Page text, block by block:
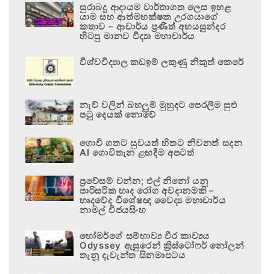
සුරාබදු ආදායම වාර්තාගත ලෙස ඉහළ
යාම සහ ආත්මභක්ෂක උරගයාගේ
කතාව – ආචාර්ය ප්‍රණීත් අභයසුන්දර
හිටපු මානව විද්‍යා මහාචාර්ය
විශ්වවිද්‍යාල කඩඉම් ලකුණු නිකුත් කෙරේ
නැව් වලින් බහලුම් මුහුදට පෙරලීම සුළු
පටු දෙයක් නොවේ
ගොවි ගතට සුවයත් හිතට නිවනත් සදන
AI ගොවිතැන ළඟදීම අපටත්
ප්‍රවේසම් වන්න; එල් නිනෝ යනු
පාරිසරික හෘද රෝග අවදානමකි –
හෘදවේද විශේෂඥ වෛද්‍ය මහාචාර්ය
නාමල් විජයසිංහ
හෝමර්ගේ සම්භාව්‍ය වීර කාව්‍යය
Odyssey ඇසුරෙන් ක්‍රිස්ටෝෆර් නෝලන්
තැනූ දැවැන්ත සිනමාපටය